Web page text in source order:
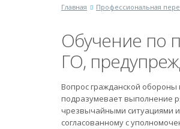
Главная Профессиональная
Обучение по
ГО,
Вопрос гражданской
подразумевает выполнение
чрезвычайными ситуациями
согласованному с